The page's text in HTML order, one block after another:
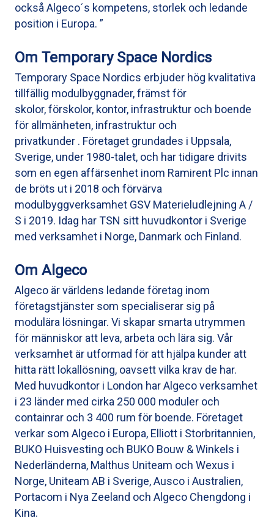
också Algeco´s kompetens, storlek och ledande
position i Europa. ”
Om Temporary Space Nordics
Temporary Space Nordics erbjuder hög kvalitativa
tillfällig modulbyggnader, främst för
skolor, förskolor, kontor, infrastruktur och boende
för allmänheten, infrastruktur och
privatkunder . Företaget grundades i Uppsala,
Sverige, under 1980-talet, och har tidigare drivits
som en egen affärsenhet inom Ramirent Plc innan
de bröts ut i 2018 och förvärva
modulbyggverksamhet GSV Materieludlejning A /
S i 2019. Idag har TSN sitt huvudkontor i Sverige
med verksamhet i Norge, Danmark och Finland.
Om Algeco
Algeco är världens ledande företag inom
företagstjänster som specialiserar sig på
modulära lösningar. Vi skapar smarta utrymmen
för människor att leva, arbeta och lära sig. Vår
verksamhet är utformad för att hjälpa kunder att
hitta rätt lokallösning, oavsett vilka krav de har.
Med huvudkontor i London har Algeco verksamhet
i 23 länder med cirka 250 000 moduler och
containrar och 3 400 rum för boende. Företaget
verkar som Algeco i Europa, Elliott i Storbritannien,
BUKO Huisvesting och BUKO Bouw & Winkels i
Nederländerna, Malthus Uniteam och Wexus i
Norge, Uniteam AB i Sverige, Ausco i Australien,
Portacom i Nya Zeeland och Algeco Chengdong i
Kina.